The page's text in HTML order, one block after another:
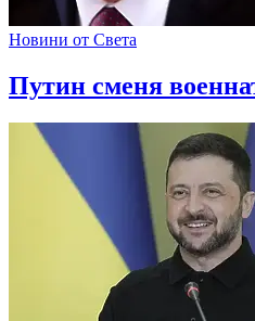
Новини от Света
Путин сменя